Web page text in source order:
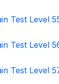
Test Level
Test Level
Test Level